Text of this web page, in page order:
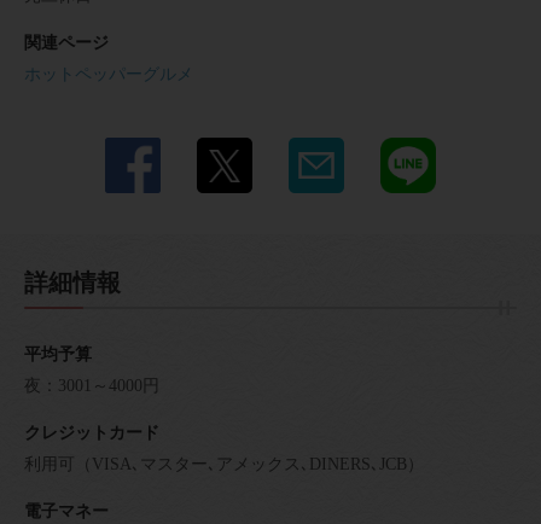
関連ページ
ホットペッパーグルメ
詳細情報
平均予算
夜：3001～4000円
クレジットカード
利用可（VISA､マスター､アメックス､DINERS､JCB）
電子マネー